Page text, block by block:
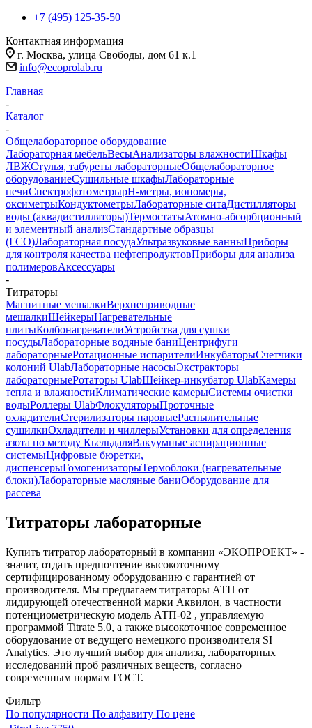
+7 (495) 125-35-50
Контактная информация
г. Москва, улица Свободы, дом 61 к.1
info@ecoprolab.ru
Главная
-
Каталог
-
Общелабораторное оборудование
Лабораторная мебельВесыАнализаторы влажностиШкафы
ЛВЖСтулья, табуреты лабораторныеОбщелабораторное
оборудованиеСушильные шкафыЛабораторные
печиСпектрофотометрыpH-метры, иономеры,
оксиметрыКондуктометрыЛабораторные ситаДистилляторы
воды (аквадистилляторы)ТермостатыАтомно-абсорбционный
и элементный анализСтандартные образцы
(ГСО)Лабораторная посудаУльтразвуковые ванныПриборы
для контроля качества нефтепродуктовПриборы для анализа
полимеровАксессуары
-
Титраторы
Магнитные мешалкиВерхнеприводные
мешалкиШейкерыНагревательные
плитыКолбонагревателиУстройства для сушки
посудыЛабораторные водяные баниЦентрифуги
лабораторныеРотационные испарителиИнкубаторыСчетчики
колоний UlabЛабораторные насосыЭкстракторы
лабораторныеРотаторы UlabШейкер-инкубатор UlabКамеры
тепла и влажностиКлиматические камерыСистемы очистки
водыРоллеры UlabФлокуляторыПроточные
охладителиСтерилизаторы паровыеРаспылительные
сушилкиОхладители и чиллерыУстановки для определения
азота по методу КьельдаляВакуумные аспирационные
системыЦифровые бюретки,
диспенсерыГомогенизаторыТермоблоки (нагревательные
блоки)Лабораторные масляные баниОборудование для
рассева
Титраторы лабораторные
Купить титратор лабораторный в компании «ЭКОПРОЕКТ» -
значит, отдать предпочтение высокоточному
сертифицированному оборудованию с гарантией от
производителя. Мы предлагаем титраторы АТП от
лидирующей отечественной марки Аквилон, в частности
потенциометрическую модель АТП-02 , управляемую
программой Titrate 5.0, а также высокоточное современное
оборудование от ведущего немецкого производителя SI
Analytics. Это лучший выбор для анализа, лабораторных
исследований проб различных веществ, согласно
современным нормам ГОСТ.
Фильтр
По популярности По алфавиту По цене